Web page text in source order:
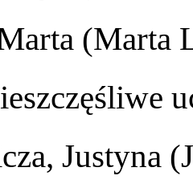
(Marta
Justyna